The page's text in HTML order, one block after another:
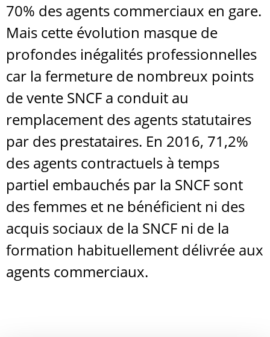
70% des agents commerciaux en gare.
Mais cette évolution masque de
profondes inégalités professionnelles
car la fermeture de nombreux points
de vente SNCF a conduit au
remplacement des agents statutaires
par des prestataires. En 2016, 71,2%
des agents contractuels à temps
partiel embauchés par la SNCF sont
des femmes et ne bénéficient ni des
acquis sociaux de la SNCF ni de la
formation habituellement délivrée aux
agents commerciaux.